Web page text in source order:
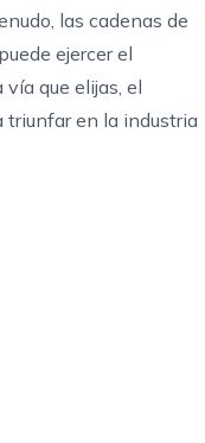
las cadenas de
ejercer el
que elijas, el
triunfar en la industria